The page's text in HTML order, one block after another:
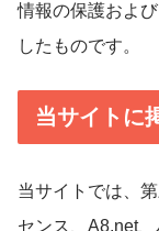
情報の保護およ
したものです。
当サイトに
当サイトでは、
センス、A8.net